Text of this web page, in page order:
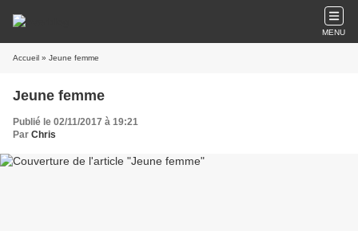
MENU
Accueil » Jeune femme
Jeune femme
Publié le 02/11/2017 à 19:21
Par Chris